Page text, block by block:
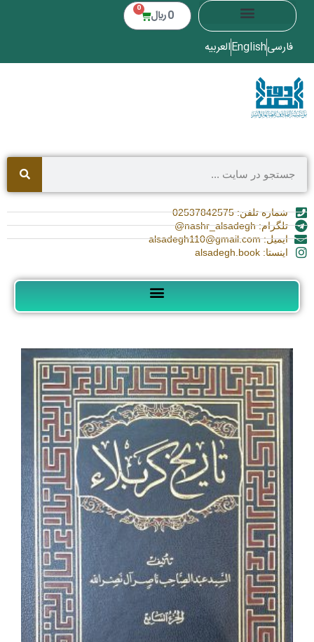
0 ﷼ 0
فارسیEnglishالعربیه
شماره تلفن: 02537842575
تلگرام: nashr_alsadegh@
ایمیل: alsadegh110@gmail.com
اینستا: alsadegh.book